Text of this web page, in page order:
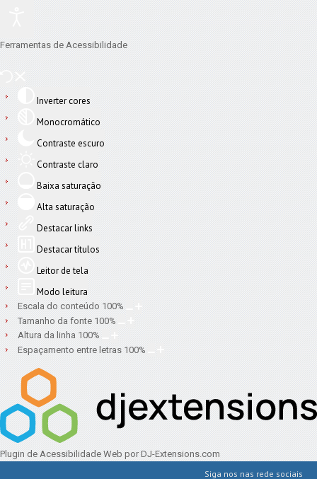
Ferramentas de Acessibilidade
Inverter cores
Monocromático
Contraste escuro
Contraste claro
Baixa saturação
Alta saturação
Destacar links
Destacar títulos
Leitor de tela
Modo leitura
Escala do conteúdo 100%
Tamanho da fonte 100%
Altura da linha 100%
Espaçamento entre letras 100%
Plugin de Acessibilidade Web por DJ-Extensions.com
Siga nos nas rede sociais